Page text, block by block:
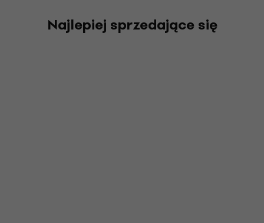
Najlepiej sprzedające się